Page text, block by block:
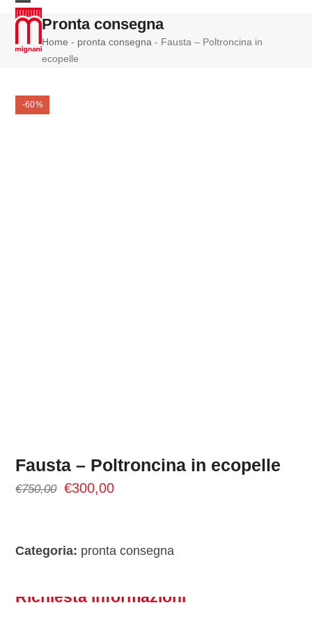
Skip
content
Open
mobile
menu
Close
mobile
menu
Pronta consegna
Home - pronta consegna - Fausta – Poltroncina in
ecopelle
-60%
Fausta – Poltroncina in ecopelle
€750,00 Il
€750,00.
€300,00Il
€300,00.
Categoria: pronta consegna
Richiesta informazioni